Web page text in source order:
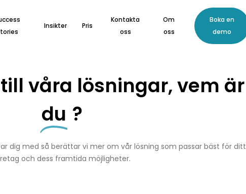
Insikter Pris
Kontakta
oss
Om
oss
Boka en
demo
våra lösningar, vem är
du ?
dig med så berättar vi mer om vår lösning som passar bäst för ditt
och dess framtida möjligheter.